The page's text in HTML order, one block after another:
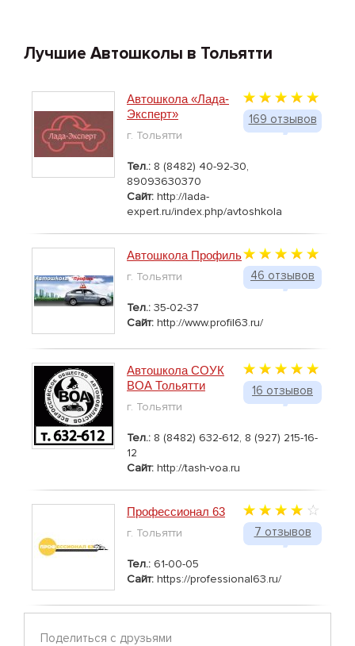
Лучшие Автошколы в Тольятти
169 отзывов
Автошкола «Лада-
Эксперт»
г. Тольятти
Тел.: 8 (8482) 40-92-30,
89093630370
Сайт: http://lada-
expert.ru/index.php/avtoshkola
46 отзывов
Автошкола Профиль
г. Тольятти
Тел.: 35-02-37
Сайт: http://www.profil63.ru/
16 отзывов
Автошкола СОУК
ВОА Тольятти
г. Тольятти
Тел.: 8 (8482) 632-612, 8 (927) 215-16-
12
Сайт: http://tash-voa.ru
7 отзывов
Профессионал 63
г. Тольятти
Тел.: 61-00-05
Сайт: https://professional63.ru/
Поделиться с друзьями